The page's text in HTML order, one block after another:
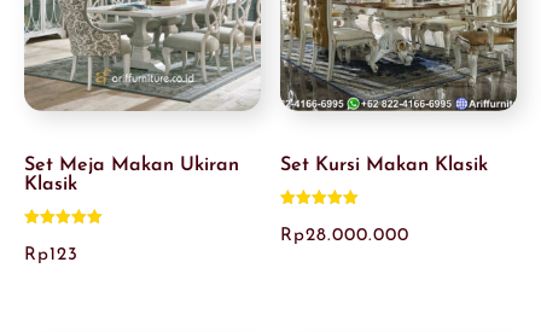
Set Meja Makan Ukiran
Klasik
5.00
dari 5
Rp123
Set Kursi Makan Klasik
5.00
dari 5
Rp28.000.000